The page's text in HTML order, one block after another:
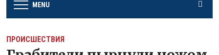
MENU
ПРОИСШЕСТВИЯ